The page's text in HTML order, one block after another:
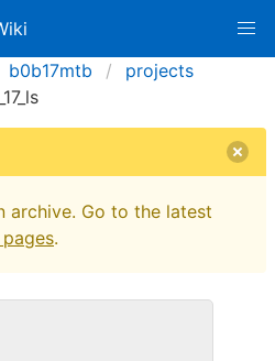
b0b17mtb
projects
archive. Go to the latest
.